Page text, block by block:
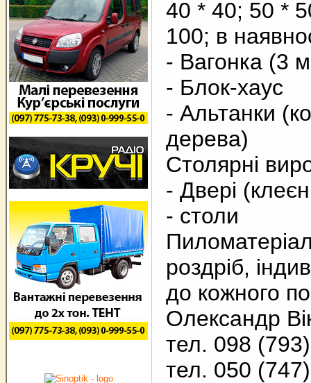
40 * 40; 50 *
100; в
- Вагонка (3
- Блок-хаус
- Альтанки
дерева)
Столярні
- Двері
- столи
роздріб,
до кожного
Олександр
тел. 098
тел. 050